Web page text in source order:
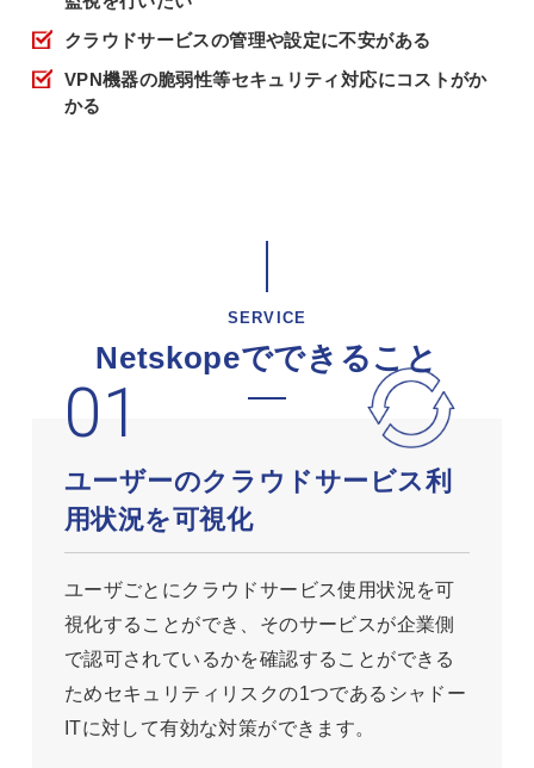
クラウドサービスの管理や設定に不安がある
VPN機器の脆弱性等セキュリティ対応にコストがか
かる
SERVICE
Netskopeでできること
ユーザーのクラウドサービス利
用状況を可視化
ユーザごとにクラウドサービス使用状況を可
視化することができ、そのサービスが企業側
で認可されているかを確認することができる
ためセキュリティリスクの1つであるシャドー
ITに対して有効な対策ができます。